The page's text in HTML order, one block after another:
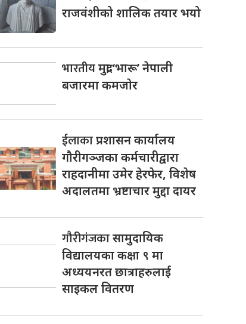
राजवंशीको शालिक तयार भयो
भारतीयमुद्रा ‘भारू’ नेपाली
बजारमा कमजाेर
ईलाकाप्रशासन कार्यालय
गौरीगञ्जका कर्मचारीद्वारा
राहदानीमा उमेर हेरफेर, विशेष
अदालतमा भ्रष्टाचार मुद्दा दायर
गौरीगंजकासामुदायिक
विद्यालयका कक्षा ९ मा
अध्ययनरत छात्राहरुलाई
साइकल वितरण